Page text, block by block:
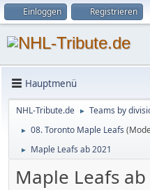
Einloggen Registrieren
Hauptmenü
NHL-Tribute.de ► Teams by
► 08. Toronto Maple Leafs
► Maple Leafs ab 2021
Maple Leafs ab